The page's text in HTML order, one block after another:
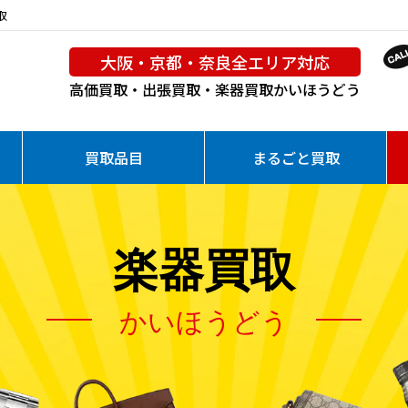
大阪・京都・奈良全エリア対応
高価買取・出張買取・楽器買取かいほうどう
買取品目 まるごと買取
楽器買取
かいほうどう